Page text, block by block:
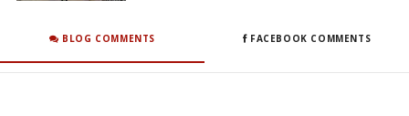
BLOG COMMENTS FACEBOOK COMMENTS